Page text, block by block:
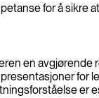
for å sikre
en avgjørende
er